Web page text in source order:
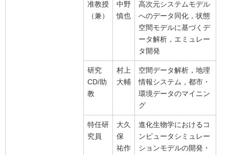
准教授
（兼）
中野
慎也
高次元システムモデル
へのデータ同化，状態
空間モデルに基づくデ
ータ解析，エミュレー
タ開発
研究
CD/助
教
村上
大輔
空間データ解析，地理
情報システム，都市・
環境データのマイニン
グ
特任研
究員
大久
保
祐作
進化生物学におけるコ
ンピュータシミュレー
ションモデルの開発・